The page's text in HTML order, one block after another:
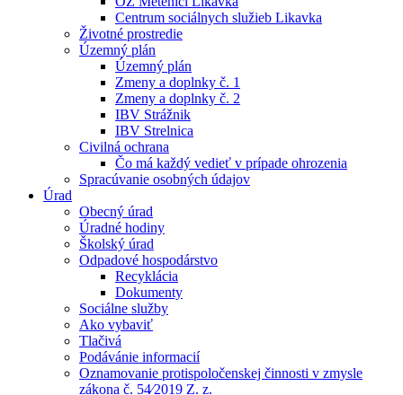
Centrum sociálnych služieb Likavka
Životné prostredie
Územný plán
Územný plán
Zmeny a doplnky č. 1
Zmeny a doplnky č. 2
IBV Strážnik
IBV Strelnica
Civilná ochrana
Čo má každý vedieť v prípade ohrozenia
Spracúvanie osobných údajov
Úrad
Obecný úrad
Úradné hodiny
Školský úrad
Odpadové hospodárstvo
Recyklácia
Dokumenty
Sociálne služby
Ako vybaviť
Tlačivá
Podávánie informacií
Oznamovanie protispoločenskej činnosti v zmysle
zákona č. 54⁄2019 Z. z.